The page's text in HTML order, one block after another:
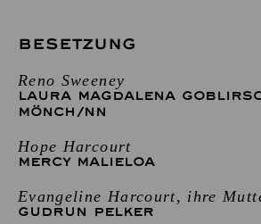
BESETZUNG
Reno Sweeney
LAURA MAGDALENA
MÖNCH /NN
Hope Harcourt
MERCY MALIELOA
Evangeline Harcourt, ihre
GUDRUN PELKER